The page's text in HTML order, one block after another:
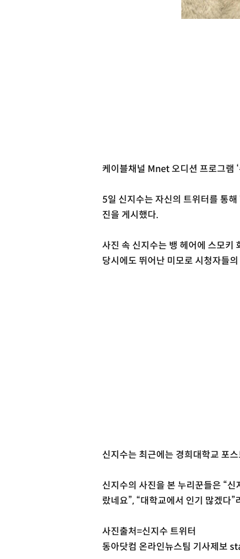
케이블채널 Mnet 오디션 프로그램
5일 신지수는 자신의 트위터를 통
진을 게시했다.
사진 속 신지수는 뱅 헤어에 스모키
당시에도 뛰어난 미모로 시청자들
신지수는 최근에는 경희대학교 포
신지수의 사진을 본 누리꾼들은 “
랐네요”, “대학교에서 인기 많겠다
사진출처=신지수 트위터
동아닷컴 온라인뉴스팀 기사제보